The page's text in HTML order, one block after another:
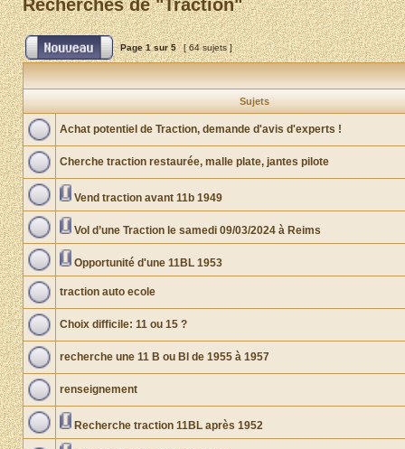
Recherches de "Traction"
Page1sur5 [ 64 sujets ]
Sujets
Achat potentiel de Traction, demande d'avis d'experts !
Cherche traction restaurée, malle plate, jantes pilote
Vend traction avant 11b 1949
Vol d’une Traction le samedi 09/03/2024 à Reims
Opportunité d'une 11BL 1953
traction auto ecole
Choix difficile: 11 ou 15 ?
recherche une 11 B ou Bl de 1955 à 1957
renseignement
Recherche traction 11BL après 1952